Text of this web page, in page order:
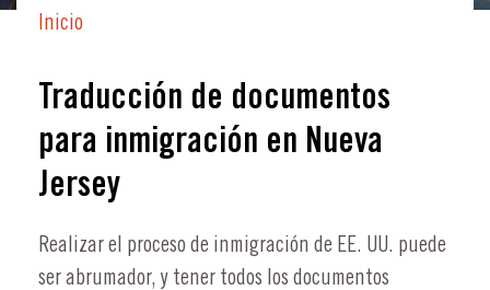
Inicio
Traducción de documentos
para inmigración en Nueva
Jersey
Realizar el proceso de inmigración de EE. UU. puede
ser abrumador, y tener todos los documentos